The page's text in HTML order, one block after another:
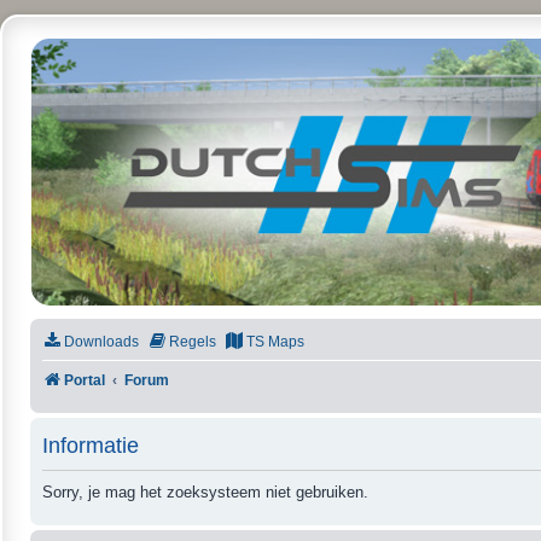
DutchSims
Downloads Regels TS Maps
Portal Forum
Informatie
Sorry, je mag het zoeksysteem niet gebruiken.